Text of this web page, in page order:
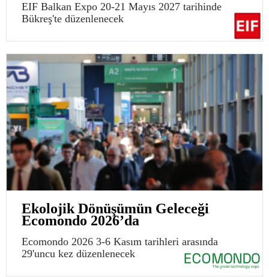
EIF Balkan Expo 20-21 Mayıs 2027 tarihinde
Bükreş'te düzenlenecek
Ekolojik Dönüşümün Geleceği
Ecomondo 2026’da
Ecomondo 2026 3-6 Kasım tarihleri arasında
29'uncu kez düzenlenecek